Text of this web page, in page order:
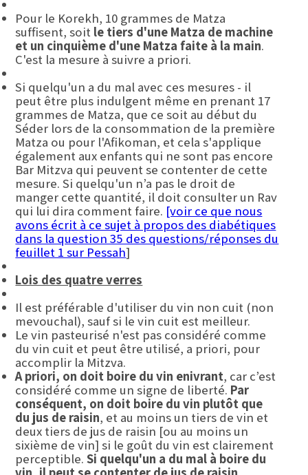
Pour le Korekh, 10 grammes de Matza
suffisent, soit le tiers d'une Matza de machine
et un cinquième d'une Matza faite à la main.
C'est la mesure à suivre a priori.
Si quelqu'un a du mal avec ces mesures - il
peut être plus indulgent même en prenant 17
grammes de Matza, que ce soit au début du
Séder lors de la consommation de la première
Matza ou pour l'Afikoman, et cela s'applique
également aux enfants qui ne sont pas encore
Bar Mitzva qui peuvent se contenter de cette
mesure. Si quelqu'un n’a pas le droit de
manger cette quantité, il doit consulter un Rav
qui lui dira comment faire. [voir ce que nous
avons écrit à ce sujet à propos des diabétiques
dans la question 35 des questions/réponses du
feuillet 1 sur Pessah]
Lois des quatre verres
Il est préférable d'utiliser du vin non cuit (non
mevouchal), sauf si le vin cuit est meilleur.
Le vin pasteurisé n'est pas considéré comme
du vin cuit et peut être utilisé, a priori, pour
accomplir la Mitzva.
A priori, on doit boire du vin enivrant, car c’est
considéré comme un signe de liberté. Par
conséquent, on doit boire du vin plutôt que
du jus de raisin, et au moins un tiers de vin et
deux tiers de jus de raisin [ou au moins un
sixième de vin] si le goût du vin est clairement
perceptible.Si quelqu'un a du mal à boire du